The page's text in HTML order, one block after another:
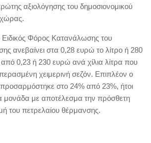
αξιολόγησης του δημοσιονομικού
Ειδικός Φόρος Κατανάλωσης του
ανεβαίνει στα 0,28 ευρώ το λίτρο ή 280
από 0,23 ή 230 ευρώ ανά χίλια λίτρα που
χειμερινή σεζόν. Επιπλέον ο
στο 24% από 23%, ήτοι
μονάδα με αποτέλεσμα την πρόσθετη
του πετρελαίου θέρμανσης.